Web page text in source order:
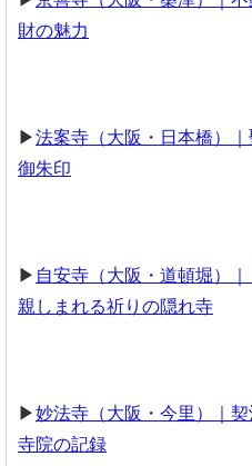
財の魅力
▶︎法案寺（大阪・日本橋）
御朱印
▶︎ 自安寺（大阪・道頓堀）
親しまれる祈りの隠れ寺
▶︎妙法寺（大阪・今里）｜
寺院の記録